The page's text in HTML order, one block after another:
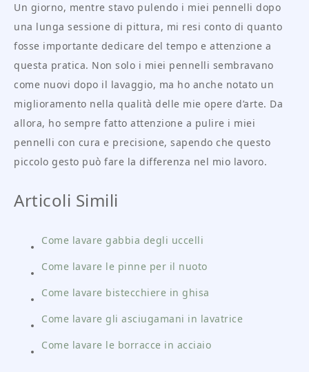
Un giorno, mentre stavo pulendo i miei pennelli dopo
una lunga sessione di pittura, mi resi conto di quanto
fosse importante dedicare del tempo e attenzione a
questa pratica. Non solo i miei pennelli sembravano
come nuovi dopo il lavaggio, ma ho anche notato un
miglioramento nella qualità delle mie opere d’arte. Da
allora, ho sempre fatto attenzione a pulire i miei
pennelli con cura e precisione, sapendo che questo
piccolo gesto può fare la differenza nel mio lavoro.
Articoli Simili
Come lavare gabbia degli uccelli
Come lavare le pinne per il nuoto
Come lavare bistecchiere in ghisa
Come lavare gli asciugamani in lavatrice
Come lavare le borracce in acciaio